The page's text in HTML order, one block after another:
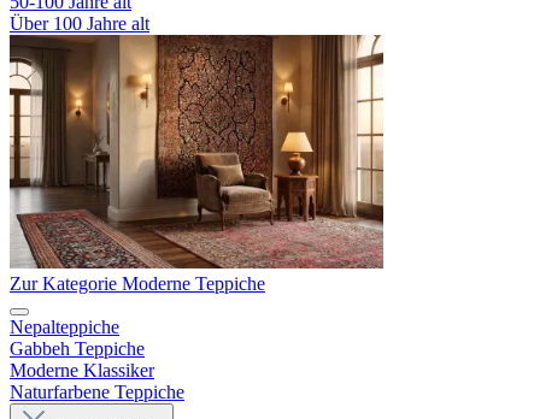
Über 100 Jahre alt
Zur Kategorie Moderne Teppiche
Nepalteppiche
Gabbeh Teppiche
Moderne Klassiker
Naturfarbene Teppiche